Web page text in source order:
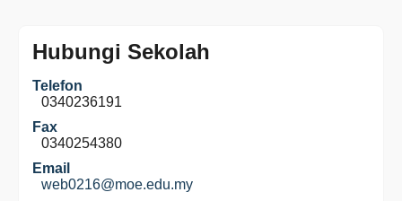
Hubungi Sekolah
Telefon
0340236191
Fax
0340254380
Email
web0216@moe.edu.my